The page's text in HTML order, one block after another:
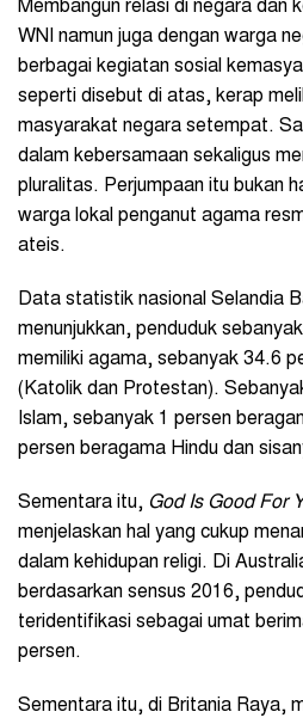
Membangun relasi di negara dan
WNI namun juga dengan warga
berbagai kegiatan sosial
seperti disebut di atas, kerap
masyarakat negara setempat.
dalam kebersamaan sekaligus
pluralitas. Perjumpaan itu bukan
warga lokal penganut agama
ateis.
Data statistik nasional Selandia
menunjukkan, penduduk
memiliki agama, sebanyak 34.6
(Katolik dan Protestan).
Islam, sebanyak 1 persen
persen beragama Hindu dan
Sementara itu, God Is Good For
menjelaskan hal yang cukup
dalam kehidupan religi. Di
berdasarkan sensus 2016,
teridentifikasi sebagai umat
persen.
Sementara itu, di Britania Raya,